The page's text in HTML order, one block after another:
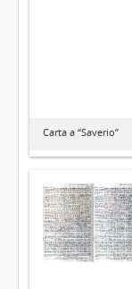
Carta a “Saverio”